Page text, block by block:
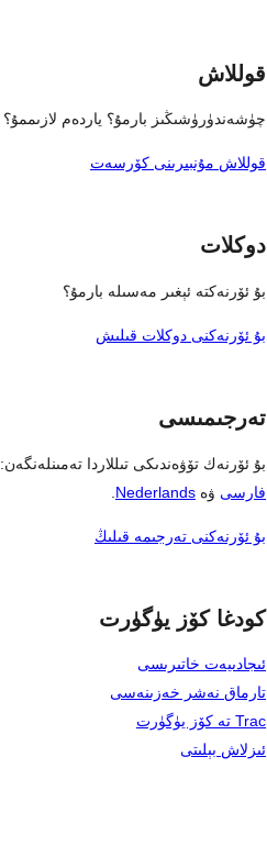
قوللاش
چۈشەندۈرۈشىڭىز بارمۇ؟ ياردەم لازىممۇ؟
قوللاش مۇنبىرىنى كۆرسەت
دوكلات
بۇ ئۆرنەكتە ئېغىر مەسىلە بارمۇ؟
بۇ ئۆرنەكنى دوكلات قىلىش
تەرجىمىسى
بۇ ئۆرنەك تۆۋەندىكى تىللاردا تەمىنلەنگەن:
فارسی ۋە Nederlands
بۇ ئۆرنەكنى تەرجىمە قىلىڭ
كودغا كۆز يۈگۈرت
ئىجادىيەت خاتىرىسى
تارماق نەشر خەزىنەسى
Trac تە كۆز يۈگۈرت
ئىزلاش بېلىتى